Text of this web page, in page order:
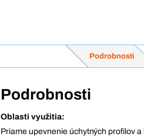
Podrobnosti
Podrobnosti
Oblasti využitia:
Priame upevnenie úchytných profilov